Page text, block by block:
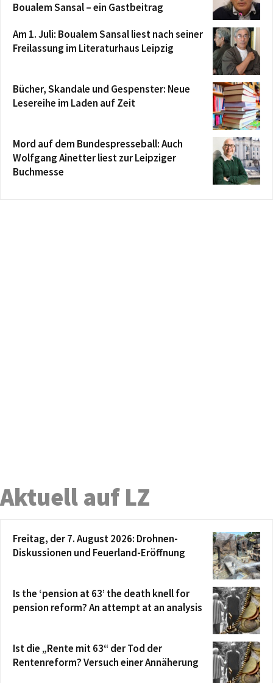
Boualem Sansal – ein Gastbeitrag
Am 1. Juli: Boualem Sansal liest nach seiner
Freilassung im Literaturhaus Leipzig
Bücher, Skandale und Gespenster: Neue
Lesereihe im Laden auf Zeit
Mord auf dem Bundespresseball: Auch
Wolfgang Ainetter liest zur Leipziger
Buchmesse
Aktuell auf LZ
Freitag, der 7. August 2026: Drohnen-
Diskussionen und Feuerland-Eröffnung
Is the ‘pension at 63’ the death knell for
pension reform? An attempt at an analysis
Ist die „Rente mit 63“ der Tod der
Rentenreform? Versuch einer Annäherung